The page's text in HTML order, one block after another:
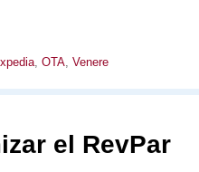
, OTA, Venere
el RevPar